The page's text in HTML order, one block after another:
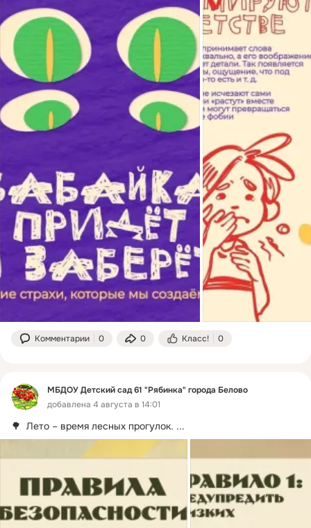
Комментарии 0 0 Класс! 0
МБДОУ Детский сад 61 "Рябинка" города Белово
добавлена 4 августа в 14:01
🌳  Лето – время лесных прогулок. ...